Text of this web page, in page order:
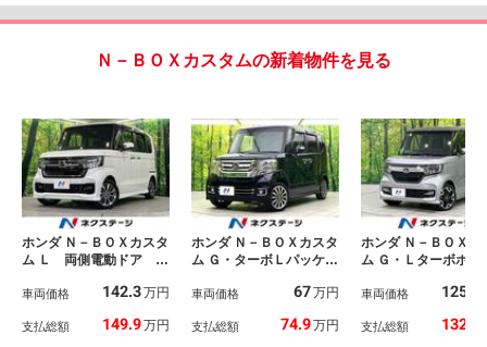
Ｎ－ＢＯＸカスタムの新着物件を見る
ホンダ Ｎ－ＢＯＸカスタ
ム Ｌ 両側電動ドア 純
ラ 衝突被害軽減システ
禁煙車 シートヒータ
車両価格 142.3万円
支払総額 149.9万円
ホンダ Ｎ－ＢＯＸカスタ
ム Ｇ・ターボＬパッケー
チナビ バックカメラ
ア クルーズコントロー
車両価格 67万円
支払総額 74.9万円
ホンダ Ｎ－ＢＯＸカ
ム Ｇ・Ｌターボホン
ライドドア 純正
ィブクルーズコント
車両価格 125.5
支払総額 132.9